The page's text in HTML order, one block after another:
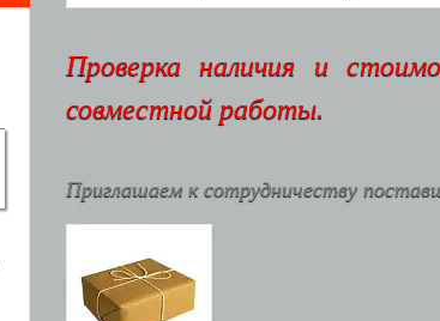
Проверка наличия и
совместной работы.
Приглашаем к сотрудничеству